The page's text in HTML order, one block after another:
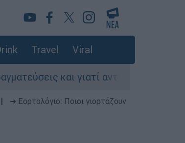
Travel Viral
και γιατί αντιδρούν οι ΗΠΑ
➔ Εορτολόγιο: Ποιοι γιορτάζουν